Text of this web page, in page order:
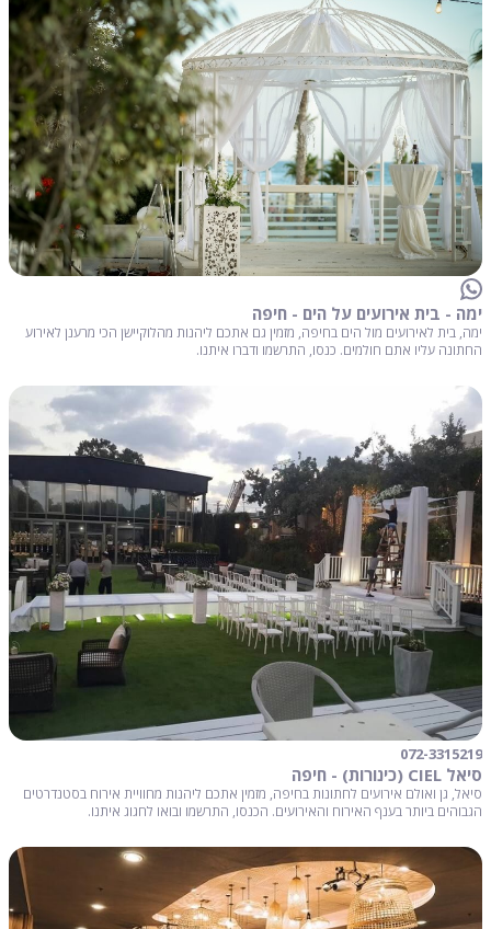
ימה - בית אירועים על הים - חיפה
ימה, בית לאירועים מול הים בחיפה, מזמין גם אתכם ליהנות מהלוקיישן הכי מרענן לאירוע
החתונה עליו אתם חולמים. כנסו, התרשמו ודברו איתנו.
072-3315219
סיאל CIEL (כינורות) - חיפה
סיאל, גן ואולם אירועים לחתונות בחיפה, מזמין אתכם ליהנות מחוויית אירוח בסטנדרטים
הגבוהים ביותר בענף האירוח והאירועים. הכנסו, התרשמו ובואו לחגוג איתנו.